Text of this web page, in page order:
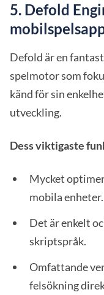
5. Defold
Defold är en
spelmotor som
känd för sin
utveckling.
Dess viktigaste
Mycket
mobila enheter.
Det är enkelt
skriptspråk.
Omfattande
felsökning